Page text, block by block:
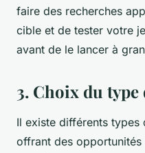
faire des recherches
cible et de tester votre
avant de le lancer à
3. Choix du type
Il existe différents
offrant des